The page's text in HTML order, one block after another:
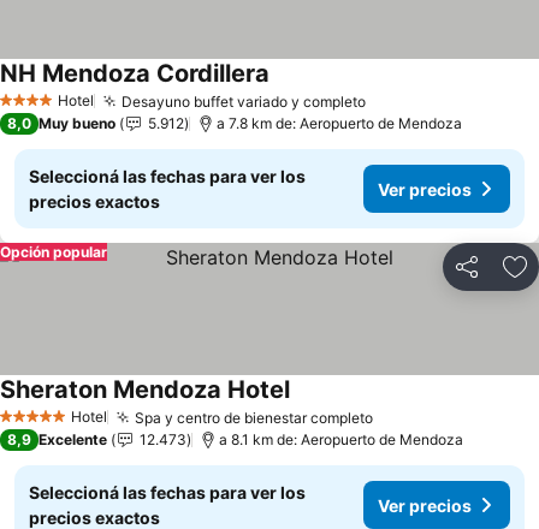
4 EstrellasHotel Desayuno buffet variado y completo
NH Mendoza Cordillera
8,0 Muy bueno 5.912 a 7.8 km de: Aeropuerto de Mendoza
Seleccioná las fechas para ver los
precios exactos
Ver precios
Compartir
Opción popular
5 Estrellas Hotel Spa y centro de bienestar completo
Sheraton Mendoza Hotel
8,9 Excelente 12.473 a 8.1 km de: Aeropuerto de Mendoza
Seleccioná las fechas para ver los
precios exactos
Ver precios